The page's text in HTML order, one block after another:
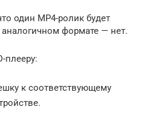
один МР4-ролик будет
аналогичном формате — нет.
плееру:
к соответствующему